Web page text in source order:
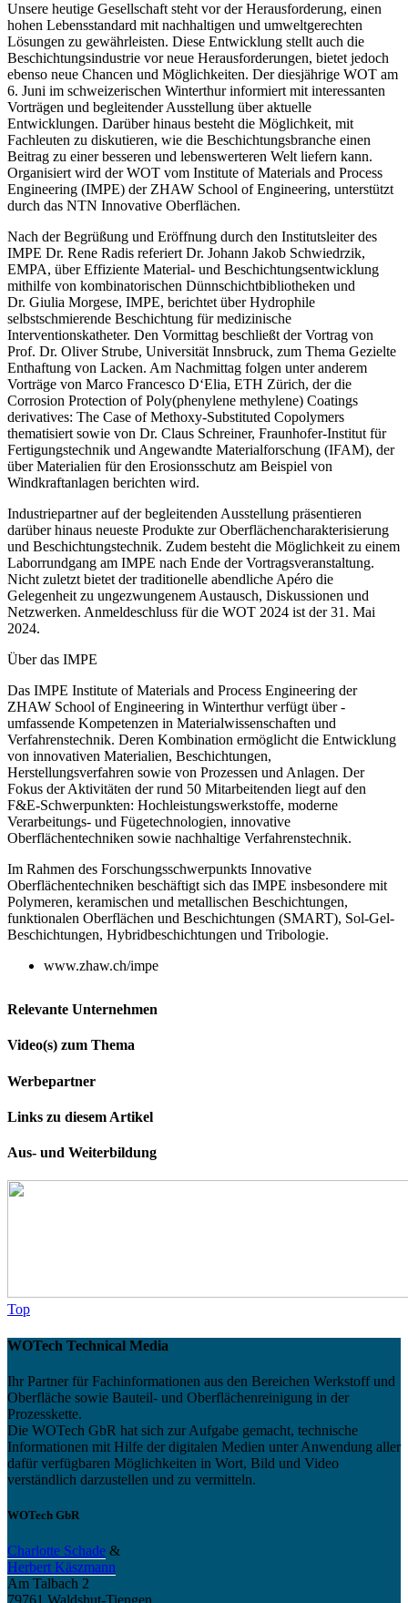
Unsere heutige Gesellschaft steht vor der Herausforderung, einen
hohen Lebensstandard mit nachhaltigen und umweltgerechten
Lösungen zu gewährleisten. Diese Entwicklung stellt auch die
Beschichtungsindustrie vor neue Herausforderungen, bietet jedoch
ebenso neue Chancen und Möglichkeiten. Der diesjährige WOT am
6. Juni im schweizerischen Winterthur informiert mit interessanten
Vorträgen und begleitender Ausstellung über aktuelle
Entwicklungen. Darüber hinaus besteht die Möglichkeit, mit
Fachleuten zu diskutieren, wie die Beschichtungsbranche einen
Beitrag zu einer besseren und lebenswerteren Welt liefern kann.
Organisiert wird der WOT vom Institute of Materials and Process
Engineering (IMPE) der ZHAW School of Engineering, unterstützt
durch das NTN Inno­vative Oberflächen.
Nach der Begrüßung und Eröffnung durch den Institutsleiter des
IMPE Dr. Rene ­Radis referiert Dr. Johann Jakob Schwiedrzik,
EMPA, überEffiziente Material- und Beschichtungsentwicklung
mithilfe von kombinatorischen Dünnschichtbibliotheken und
Dr. Giulia Morgese, IMPE, berichtet überHydrophile
selbstschmierende Beschichtung für medizinische
Interventionskatheter. Den Vormittag beschließt der Vortrag von
Prof. Dr. Oliver Strube, Universität Innsbruck, zum Thema Gezielte
Enthaftung von Lacken. Am Nachmittag folgen unter anderem
Vorträge von ­Marco Francesco D‘Elia, ETH Zürich, der die
Corrosion Protection of Poly(phenylene methylene) Coatings
derivatives: The Case of Methoxy-Substituted Copolymers
thematisiert sowie von Dr. Claus Schreiner, Fraunhofer-Institut für
Fertigungstechnik und Angewandte Materialforschung (IFAM), der
überMaterialien für den Erosionsschutz am Beispiel von
Windkraftanlagen berichten wird.
Industriepartner auf der begleitenden Ausstellung präsentieren
darüber hinaus neueste Produkte zur Oberflächencharakterisierung
und Beschichtungstechnik. Zudem besteht die Möglichkeit zu einem
Laborrundgang am IMPE nach Ende der Vortragsveranstaltung.
Nicht zuletzt bietet der traditionelle abendliche Apéro die
Gelegenheit zu ungezwungenem Austausch, Diskussionen und
Netzwerken. Anmeldeschluss für die WOT 2024 ist der31. Mai
2024.
Überdas IMPE
Das IMPE Institute of Materials and Process Engineering der
ZHAW School of Engineering in Winterthur verfügt über ­
umfassende Kompetenzen in Materialwissenschaften und
Verfahrenstechnik. Deren Kombination ermöglicht die Entwicklung
von innovativen Materialien, Beschichtungen,
Herstellungsverfahren sowie von Prozessen und Anlagen. Der
Fokus der Aktivitäten der rund 50 Mitarbeitenden liegt auf den
F&E-Schwerpunkten: Hochleistungswerkstoffe, moderne
Verarbeitungs- und Fügetechnologien, innovative
Oberflächentechniken sowie nachhaltige Verfahrenstechnik.
Im Rahmen des Forschungsschwerpunkts Innovative
Oberflächentechniken beschäftigt sich das IMPE insbesondere mit
Polymeren, keramischen und metallischen Beschichtungen,
funktionalen Oberflächen und Beschichtungen (SMART), Sol-Gel-
Beschichtungen, Hybridbeschichtungen und Tribologie.
www.zhaw.ch/impe
Relevante Unternehmen
Video(s) zum Thema
Werbepartner
Links zu diesem Artikel
Aus- und Weiterbildung
Top
WOTech Technical Media
Ihr Partner für Fachinformationen aus den Bereichen Werkstoff und
Oberfläche sowie Bauteil- und Oberflächenreinigung in der
Prozesskette.
Die WOTech GbR hat sich zur Aufgabe gemacht, technische
Informationen mit Hilfe der digitalen Medien unter Anwendung aller
dafür verfügbaren Möglichkeiten in Wort, Bild und Video
verständlich darzustellen und zu vermitteln.
WOTech GbR
Charlotte Schade &
Herbert Käszmann
Am Talbach 2